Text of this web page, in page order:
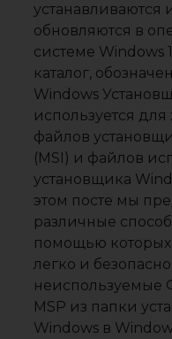
устанавливаются
обновляются в
системе Windows
каталог,
Windows
используется
файлов
(MSI) и файлов
установщика
этом посте мы
различные
помощью
легко и
неиспользуемые
MSP из папки
Windows в